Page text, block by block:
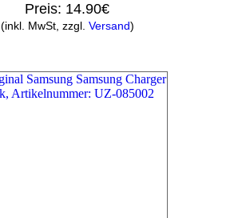
Preis: 14.90€
(inkl. MwSt, zzgl. Versand)